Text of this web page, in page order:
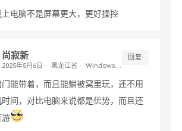
电脑不是屏幕更大，更好操控
回复
尚寂新
黑龙江省 Windows NT10
门能带着，而且能躺被窝里玩，还不用
间，对比电脑来说都是优势，而且还
游